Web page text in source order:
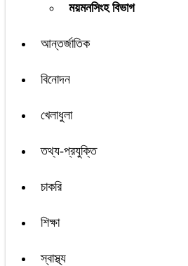
ময়মনসিংহ বিভাগ
আন্তর্জাতিক
বিনোদন
খেলাধুলা
তথ্য-প্রযুক্তি
চাকরি
শিক্ষা
স্বাস্থ্য